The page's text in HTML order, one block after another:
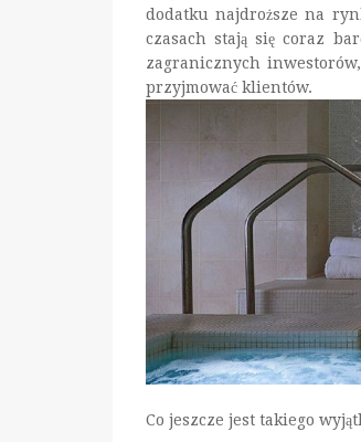
dodatku najdroższe na
czasach stają się coraz
zagranicznych
przyjmować klientów.
Co jeszcze jest takiego